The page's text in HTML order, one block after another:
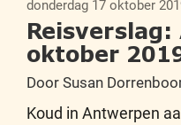
donderdag 17 oktober
oktober
Door Susan
Koud in Antwerpen